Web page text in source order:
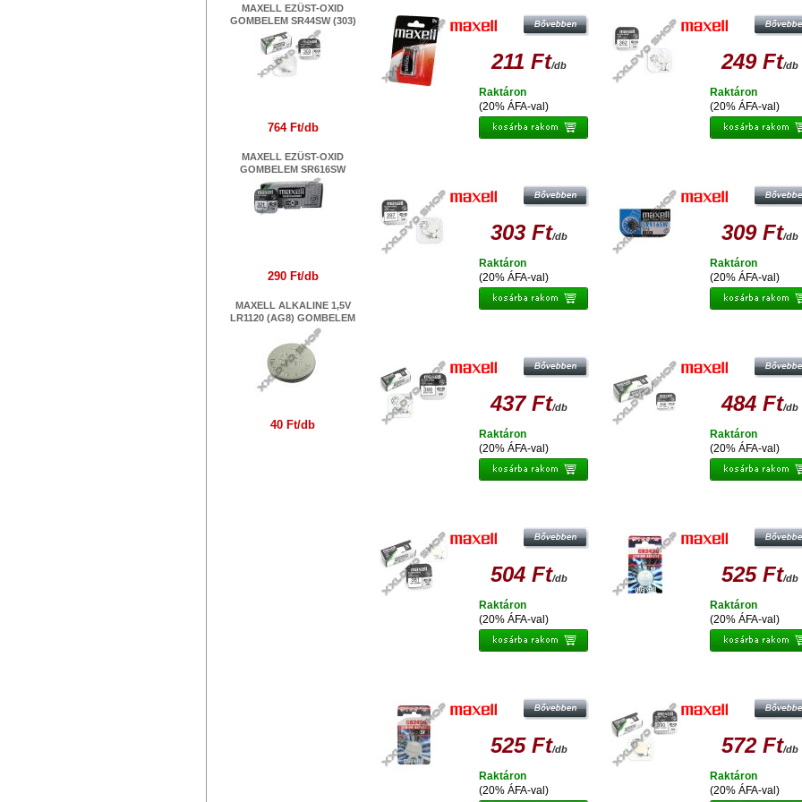
MAXELL EZÜST-OXID
GOMBELEM SR44SW (303)
764 Ft/db
MAXELL EZÜST-OXID
GOMBELEM SR616SW
290 Ft/db
MAXELL ALKALINE 1,5V
LR1120 (AG8) GOMBELEM
40 Ft/db
211 Ft/db
(20% ÁFA-val)
Raktáron
249 Ft/db
(20% ÁFA-val)
Raktáron
303 Ft/db
(20% ÁFA-val)
Raktáron
309 Ft/db
(20% ÁFA-val)
Raktáron
437 Ft/db
(20% ÁFA-val)
Raktáron
484 Ft/db
(20% ÁFA-val)
Raktáron
504 Ft/db
(20% ÁFA-val)
Raktáron
525 Ft/db
(20% ÁFA-val)
Raktáron
525 Ft/db
(20% ÁFA-val)
Raktáron
572 Ft/db
(20% ÁFA-val)
Raktáron